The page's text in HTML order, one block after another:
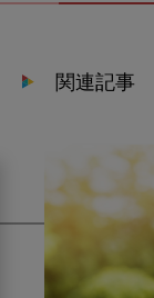
関連記事